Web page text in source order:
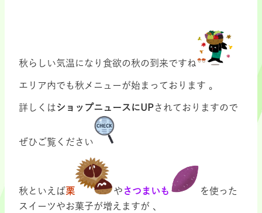
秋らしい気温になり食欲の秋の到来ですね
エリア内でも秋メニューが始まっております 。
詳しくは ショップニュースにUPされておりますので
ぜひご覧ください
秋といえば栗 や さつまいも
を使った
スイーツやお菓子が増えますが 、